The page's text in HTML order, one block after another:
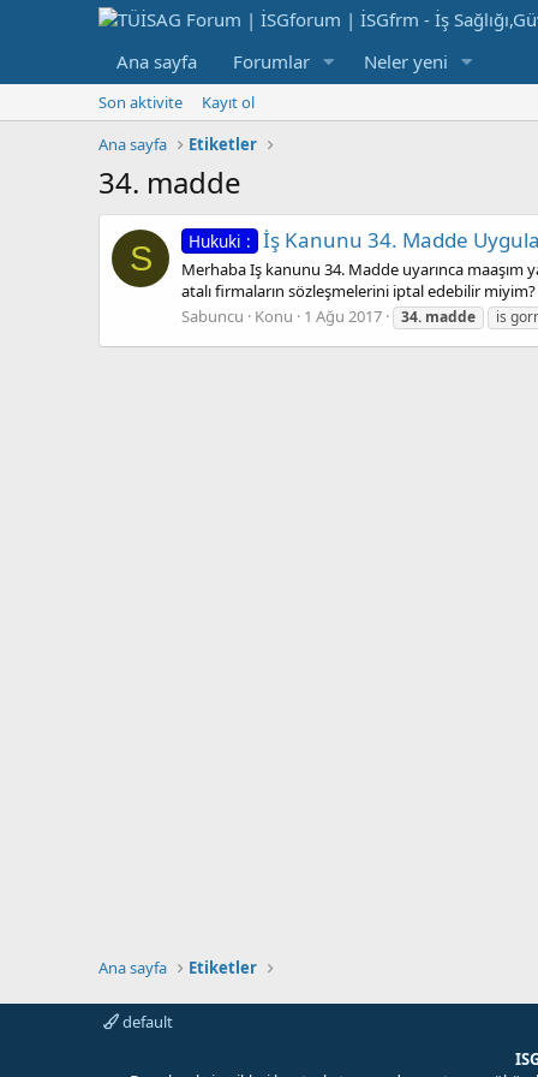
Ana sayfa Forumlar Neler yeni
Son aktivite
Kayıt ol
Ana sayfa
Etiketler
34. madde
S Hukuki : İş Kanunu 34. Madde
Merhaba Iş kanunu 34. Madde uyarınca
atalı firmaların sözleşmelerini iptal edebilir
Sabuncu
Konu 1 Ağu 2017 34. madde is
Ana sayfa Etiketler
default